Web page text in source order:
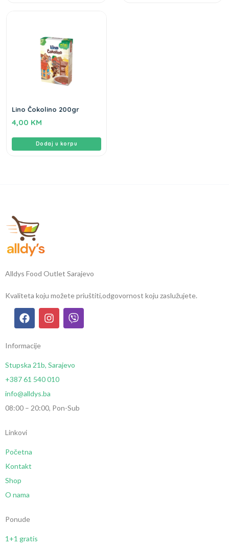
Lino Čokolino 200gr
4,00 KM
Dodaj u korpu
Alldys Food Outlet Sarajevo
Kvaliteta koju možete priuštiti,odgovornost koju zaslužujete.
Informacije
Stupska 21b, Sarajevo
+387 61 540 010
info@alldys.ba
08:00 – 20:00, Pon-Sub
Linkovi
Početna
Kontakt
Shop
O nama
Ponude
1+1 gratis